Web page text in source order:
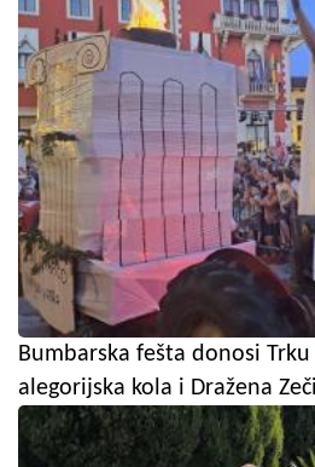
Bumbarska fešta donosi
alegorijska kola i Dražena